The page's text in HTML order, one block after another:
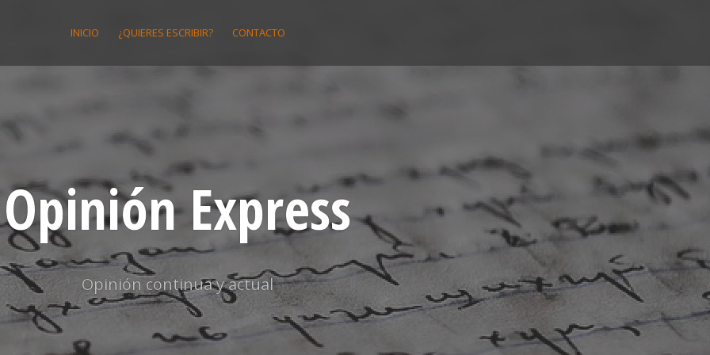
INICIO ¿QUIERES ESCRIBIR? CONTACTO
Opinión Express
Opinión continua y actual